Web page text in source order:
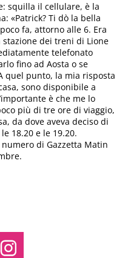
squilla il cellulare, è la
«Patrick? Ti dò la bella
fa, attorno alle 6. Era
dei treni di Lione
telefonato
fino ad Aosta o se
quel punto, la mia risposta
sono disponibile a
è che me lo
più di tre ore di viaggio,
da dove aveva deciso di
18.20 e le 19.20.
di Gazzetta Matin